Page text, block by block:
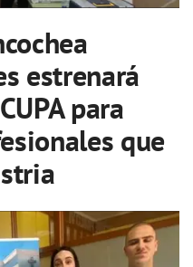
estrenará
para
que